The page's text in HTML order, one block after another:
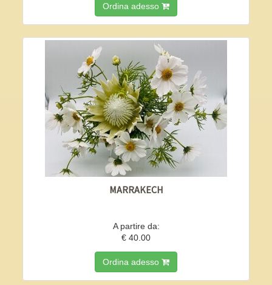
Ordina adesso
MARRAKECH
A partire da:
€ 40.00
Ordina adesso